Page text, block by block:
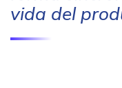
vida del